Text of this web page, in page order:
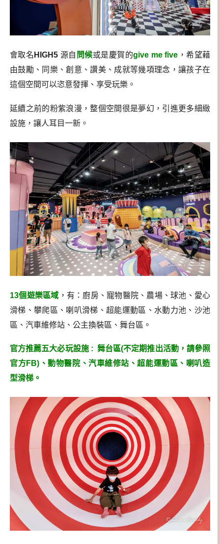
會取名 HIGH5 源自 問候或是慶賀的give me five ，希望藉
由鼓勵、同樂、創意、讚美、成就等幾項理念，讓孩子在
這個空間可以恣意發揮、享受玩樂。
延續之前的粉紫浪漫，整個空間很是夢幻，引進更多細緻
設施，讓人耳目一新。
13個遊樂區域 ，有：廚房、寵物醫院、農場、球池、愛心
滑梯、攀爬區、喇叭滑梯、超能運動區、水動力池、沙池
區、汽車維修站、公主換裝區、舞台區。
官方推薦五大必玩設施 : 舞台區(不定期推出活動，請參照
官方FB)、動物醫院、汽車維修站、超能運動區、喇叭造
型滑梯。